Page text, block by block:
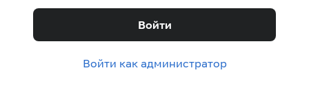
Войти
Войти как администратор